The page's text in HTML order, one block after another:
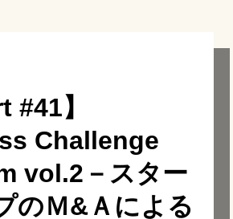
#41】
Challenge
vol.2－スター
のＭ&Ａによる